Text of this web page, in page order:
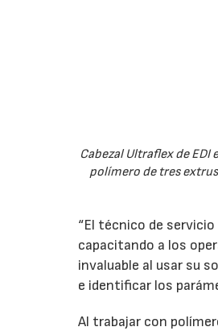
Cabezal Ultraflex de
polímero de tres
“El técnico de
capacitando a los
invaluable al usar su
e identificar los
Al trabajar con